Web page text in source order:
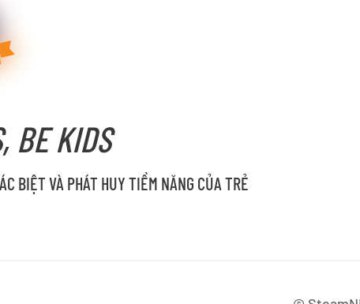
BE KIDS
BIỆT VÀ PHÁT HUY TIỀM NĂNG CỦA TRẺ